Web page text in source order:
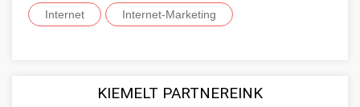
Internet Internet-Marketing
KIEMELT PARTNEREINK